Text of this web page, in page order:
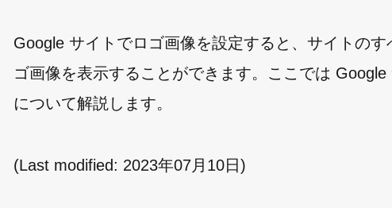
Google サイトでロゴ画像を設定すると、サイトの
ゴ画像を表示することができます。ここでは
について解説します。
(Last modified: 2023年07月10日 )